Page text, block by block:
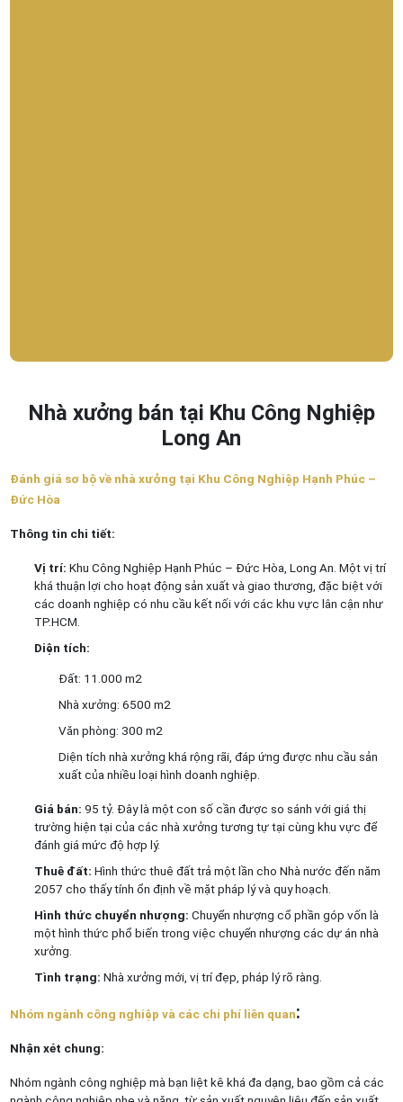
Nhà xưởng bán tại Khu Công Nghiệp
Long An
Đánh giá sơ bộ về nhà xưởng tại Khu Công Nghiệp Hạnh Phúc –
Đức Hòa
Thông tin chi tiết:
Vị trí: Khu Công Nghiệp Hạnh Phúc – Đức Hòa, Long An. Một vị trí
khá thuận lợi cho hoạt động sản xuất và giao thương, đặc biệt với
các doanh nghiệp có nhu cầu kết nối với các khu vực lân cận như
TP.HCM.
Diện tích:
Đất: 11.000 m2
Nhà xưởng: 6500 m2
Văn phòng: 300 m2
Diện tích nhà xưởng khá rộng rãi, đáp ứng được nhu cầu sản
xuất của nhiều loại hình doanh nghiệp.
Giá bán: 95 tỷ. Đây là một con số cần được so sánh với giá thị
trường hiện tại của các nhà xưởng tương tự tại cùng khu vực để
đánh giá mức độ hợp lý.
Thuê đất: Hình thức thuê đất trả một lần cho Nhà nước đến năm
2057 cho thấy tính ổn định về mặt pháp lý và quy hoạch.
Hình thức chuyển nhượng: Chuyển nhượng cổ phần góp vốn là
một hình thức phổ biến trong việc chuyển nhượng các dự án nhà
xưởng.
Tình trạng: Nhà xưởng mới, vị trí đẹp, pháp lý rõ ràng.
Nhóm ngành công nghiệp và các chi phí liên quan:
Nhận xét chung:
Nhóm ngành công nghiệp mà bạn liệt kê khá đa dạng, bao gồm cả các